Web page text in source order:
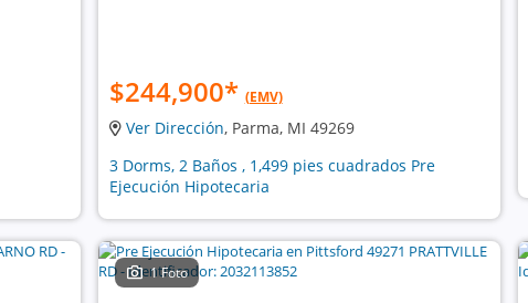
$244,900* (EMV)
Ver Dirección, Parma, MI 49269
3 Dorms, 2 Baños , 1,499 pies cuadrados Pre
Ejecución Hipotecaria
1 Foto